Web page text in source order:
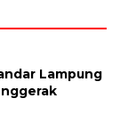
Lampung